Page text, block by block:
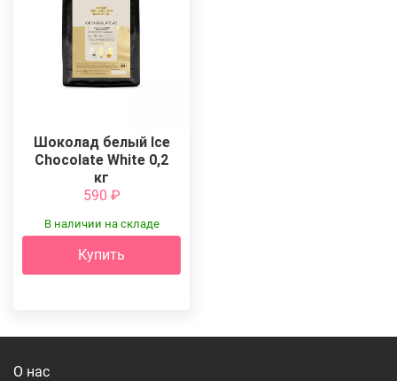
Шоколад белый Ice
Chocolate White 0,2
кг
590 ₽
В наличии на складе
Купить
О нас